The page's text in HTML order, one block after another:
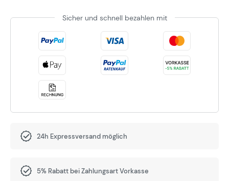
Sicher und schnell bezahlen mit
24h Expressversand möglich
5% Rabatt bei Zahlungsart Vorkasse